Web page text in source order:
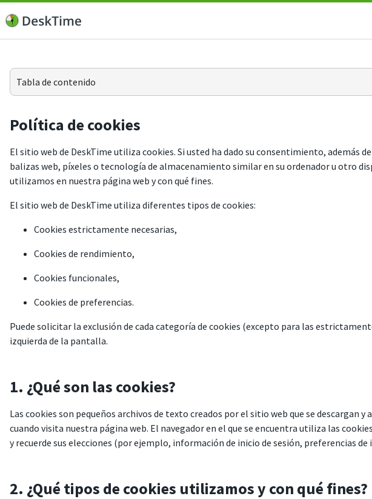
Tabla de contenido
Política de cookies
El sitio web de DeskTime utiliza cookies. Si usted ha dado su consentimiento, además
balizas web, píxeles o tecnología de almacenamiento similar en su ordenador u otro
utilizamos en nuestra página web y con qué fines.
El sitio web de DeskTime utiliza diferentes tipos de cookies:
Cookies estrictamente necesarias,
Cookies de rendimiento,
Cookies funcionales,
Cookies de preferencias.
Puede solicitar la exclusión de cada categoría de cookies (excepto para las
izquierda de la pantalla.
1. ¿Qué son las cookies?
Las cookies son pequeños archivos de texto creados por el sitio web que se
cuando visita nuestra página web. El navegador en el que se encuentra utiliza las
y recuerde sus elecciones (por ejemplo, información de inicio de sesión, preferencias
2. ¿Qué tipos de cookies utilizamos y con qué fines?